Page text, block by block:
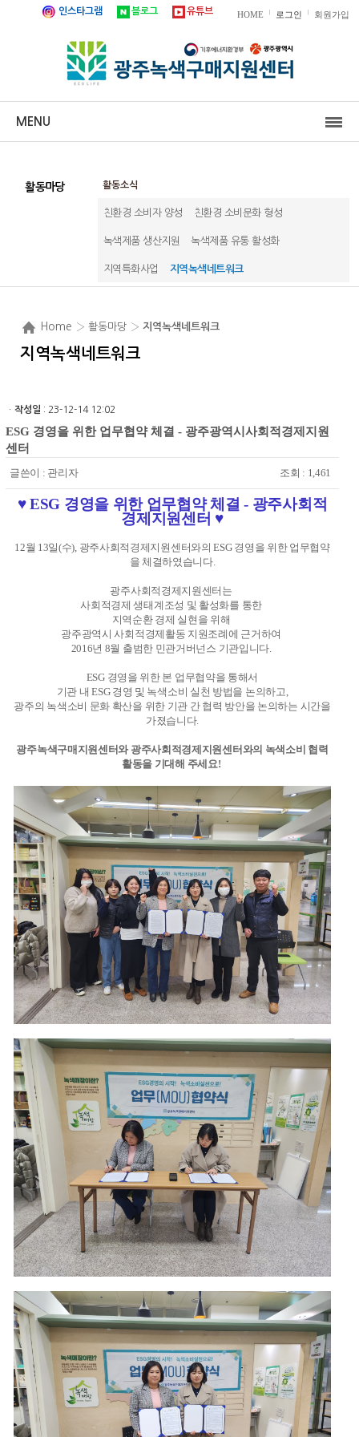
HOME 로그인 회원가입
인스타그램 블로그 유튜브
MENU
활동마당 활동소식
친환경 소비자 양성 친환경 소비문화 형성
녹색제품 생산지원 녹색제품 유통 활성화
지역특화사업 지역녹색네트워크
Home › 활동마당 › 지역녹색네트워크
지역녹색네트워크
ㆍ 작성일 : 23-12-14 12:02
ESG 경영을 위한 업무협약 체결 - 광주광역시사회적경제지원
센터
글쓴이 : 관리자 조회 : 1,461
♥ ESG 경영을 위한 업무협약 체결 - 광주사회적
경제지원센터 ♥​​
12월 13일(수), 광주사회적경제지원센터와의 ESG 경영을 위한 업무협약
을 체결하였습니다.
광주사회적경제지원센터는
사회적경제 생태계조성 및 활성화를 통한
지역순환 경제 실현을 위해
광주광역시 사회적경제활동 지원조례에 근거하여
2016년 8월 출범한 민관거버넌스 기관입니다.
ESG 경영을 위한 본 업무협약을 통해서
기관 내 ESG 경영 및 녹색소비 실천 방법을 논의하고,
광주의 녹색소비 문화 확산을 위한 기관 간 협력 방안을 논의하는 시간을
가졌습니다.
광주녹색구매지원센터와 광주사회적경제지원센터와의 녹색소비 협력
활동을 기대해 주세요!